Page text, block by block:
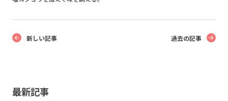
新しい記事 過去の記事
最新記事